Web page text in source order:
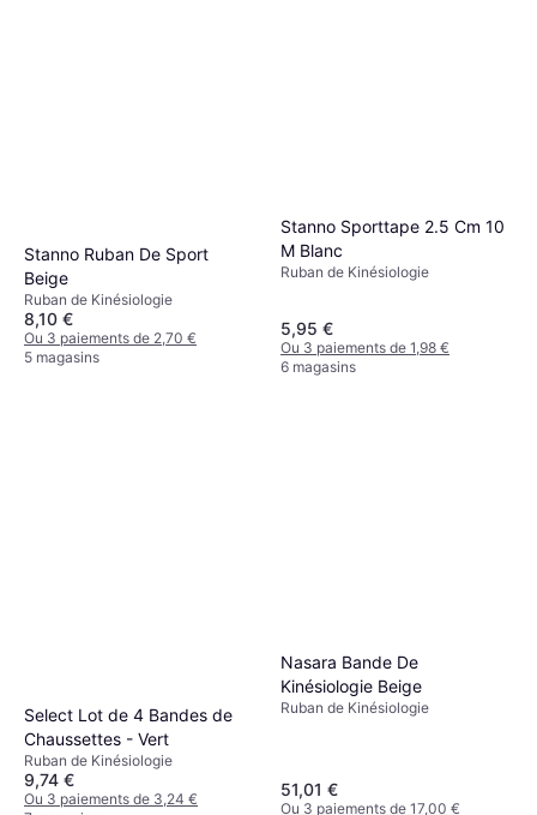
Stanno Ruban De Sport
Beige
Ruban de Kinésiologie
8,10 €
Ou 3 paiements de 2,70 €
5 magasins
Stanno Sporttape 2.5 Cm 10
M Blanc
Ruban de Kinésiologie
5,95 €
Ou 3 paiements de 1,98 €
6 magasins
Select Lot de 4 Bandes de
Chaussettes - Vert
Ruban de Kinésiologie
9,74 €
Ou 3 paiements de 3,24 €
Nasara Bande De
Kinésiologie Beige
Ruban de Kinésiologie
51,01 €
Ou 3 paiements de 17,00 €